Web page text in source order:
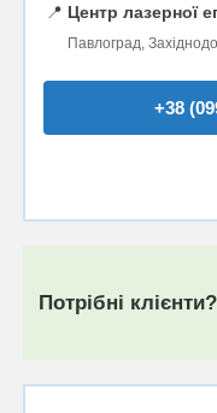
📍 Центр лазерної
Павлоград,
+38
Потрібні клієнти?